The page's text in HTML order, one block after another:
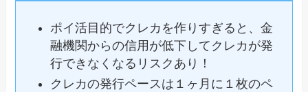
ポイ活目的でクレカを作りすぎると、金
融機関からの信用が低下してクレカが発
行できなくなるリスクあり！
クレカの発行ペースは１ヶ月に１枚のペ